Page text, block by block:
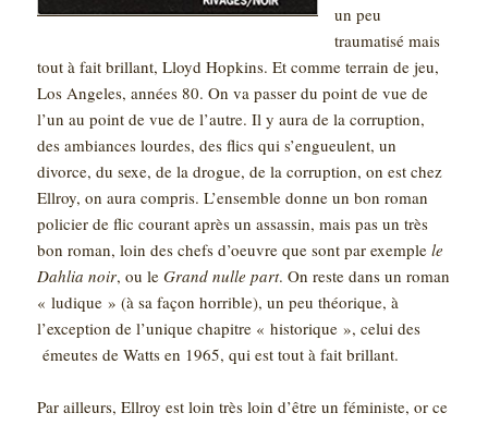
un peu
traumatisé mais
tout à fait brillant, Lloyd Hopkins. Et comme terrain de jeu,
Los Angeles, années 80. On va passer du point de vue de
l’un au point de vue de l’autre. Il y aura de la corruption,
des ambiances lourdes, des flics qui s’engueulent, un
divorce, du sexe, de la drogue, de la corruption, on est chez
Ellroy, on aura compris. L’ensemble donne un bon roman
policier de flic courant après un assassin, mais pas un très
bon roman, loin des chefs d’oeuvre que sont par exemplele
Dahlia noir, ou leGrand nulle part. On reste dans un roman
« ludique » (à sa façon horrible), un peu théorique, à
l’exception de l’unique chapitre « historique », celui des
émeutes de Watts en 1965, qui est tout à fait brillant.
Par ailleurs, Ellroy est loin très loin d’être un féministe, or ce